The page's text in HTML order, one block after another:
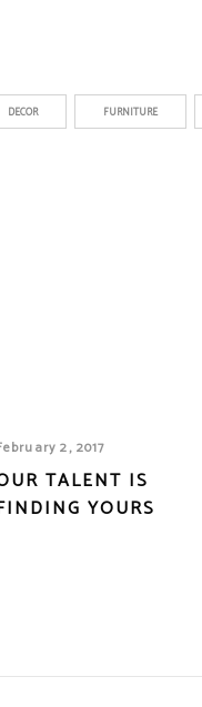
DECOR FURNITURE
2, 2017
TALENT IS
YOURS